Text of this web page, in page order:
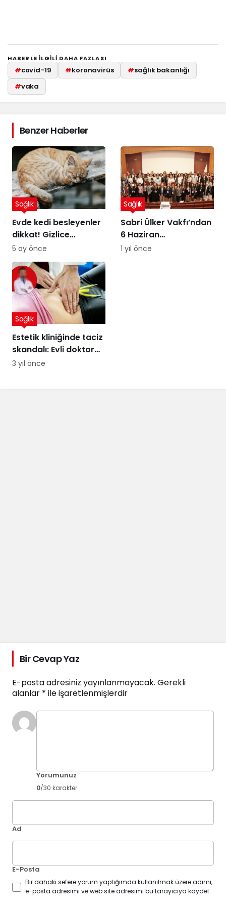
HABERLE ILGILI DAHA FAZLASI
#covid-19 #koronavirüs #sağlık bakanlığı
#vaka
Benzer Haberler
Evde kedi besleyenler
dikkat! Gizlice
yerleşen parazit,
açıyor
Sağlık
5 ay önce
Sabri Ülker Vakfı’ndan
6 Haziran
Diyetisyenler Günü’ne
Sağlık
1 yıl önce
Estetik kliniğinde taciz
skandalı: Evli doktor
hakkında korkunç
Sağlık
3 yıl önce
Bir Cevap Yaz
E-posta adresiniz yayınlanmayacak. Gerekli
alanlar * ile işaretlenmişlerdir
Yorumunuz
0/30 karakter
Ad
E-Posta
Bir dahaki sefere yorum yaptığımda kullanılmak üzere adımı,
e-posta adresimi ve web site adresimi bu tarayıcıya kaydet.